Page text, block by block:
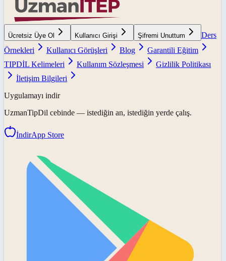
Ücretsiz Üye Ol Kullanıcı Girişi Şifremi Unuttum
Ders
Örnekleri
Kullanıcı Görüşleri Blog
Garantili Eğitim
TIPDİL Kelimeleri
Kullanım Sözleşmesi
Gizlilik Politikası
İletişim Bilgileri
Uygulamayı indir
UzmanTipDil cebinde — istediğin an, istediğin yerde çalış.
İndirApp Store